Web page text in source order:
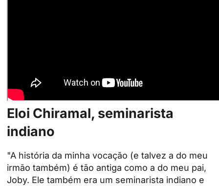
Eloi Chiramal, seminarista
indiano
"A história da minha vocação (e talvez a do meu
irmão também) é tão antiga como a do meu pai,
Joby. Ele também era um seminarista indiano e